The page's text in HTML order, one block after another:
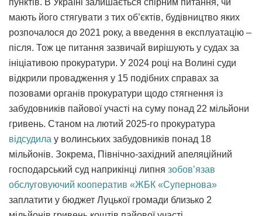
мають його стягувати з тих об’єктів, будівництво яких
розпочалося до 2021 року, а введення в експлуатацію –
після. Тож це питання зазвичай вирішують у судах за
ініціативою прокуратури. У 2024 році на Волині суди
відкрили провадження у 15 подібних справах за
позовами органів прокуратури щодо стягнення із
забудовників пайової участі на суму понад 22 мільйони
гривень. Станом на лютий 2025-го прокуратура
відсудила у волинських забудовників понад 18
мільйонів. Зокрема, Північно-західний апеляційний
господарський суд наприкінці липня зобов’язав
обслуговуючий кооператив «ЖБК «Супернова»
заплатити у бюджет Луцької громади близько 2